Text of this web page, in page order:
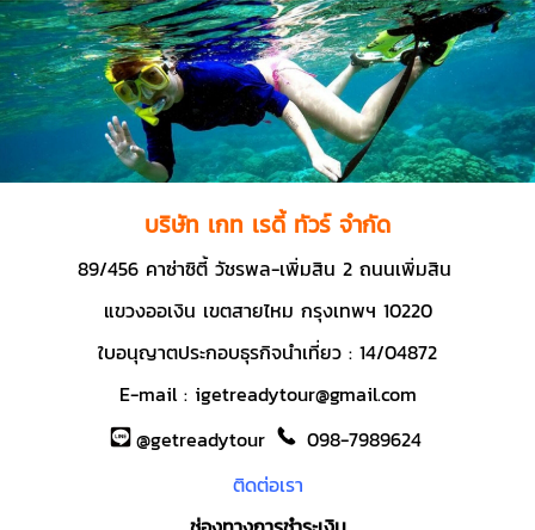
บริษัท เกท เรดี้ ทัวร์ จำกัด
89/456 คาซ่าซิตี้ วัชรพล-เพิ่มสิน 2 ถนนเพิ่มสิน
แขวงออเงิน เขตสายไหม กรุงเทพฯ 10220
ใบอนุญาตประกอบธุรกิจนำเที่ยว : 14/04872
E-mail : igetreadytour@gmail.com
@getreadytour
098-7989624
ติดต่อเรา